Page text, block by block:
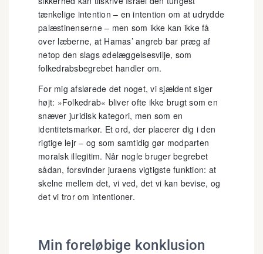
tænkelige intention – en intention om at udrydde
palæstinenserne – men som ikke kan ikke få
over læberne, at Hamas’ angreb bar præg af
netop den slags ødelæggelsesvilje, som
folkedrabsbegrebet handler om.
For mig afslørede det noget, vi sjældent siger
højt: »Folkedrab« bliver ofte ikke brugt som en
snæver juridisk kategori, men som en
identitetsmarkør. Et ord, der placerer dig i den
rigtige lejr – og som samtidig gør modparten
moralsk illegitim. Når nogle bruger begrebet
sådan, forsvinder juraens vigtigste funktion: at
skelne mellem det, vi ved, det vi kan bevise, og
det vi tror om intentioner.
Min foreløbige konklusion